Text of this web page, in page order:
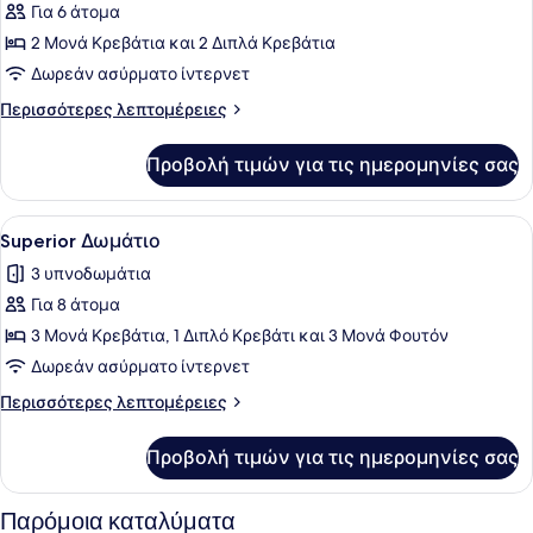
φωτογραφιών
για
Standard
Δωμάτιο
Για 6 άτομα
2 Μονά Κρεβάτια και 2 Διπλά Κρεβάτια
Δωρεάν ασύρματο ίντερνετ
Περισσότερες λεπτομέρειες
Περισσότερες
Δωμάτιο
Προβολή τιμών για τις ημερομηνίες σας
Προβολή
όλων
των
φωτογραφιών
για
Superior
Δωμάτιο
Ένα σύγχρονο σαλόνι με έναν
38
Superior Δωμάτιο
3 υπνοδωμάτια
Για 8 άτομα
3 Μονά Κρεβάτια, 1 Διπλό Κρεβάτι και 3 Μονά Φουτόν
Δωρεάν ασύρματο ίντερνετ
Περισσότερες λεπτομέρειες
Περισσότερες
Δωμάτιο
Προβολή τιμών για τις ημερομηνίες σας
Παρόμοια καταλύματα